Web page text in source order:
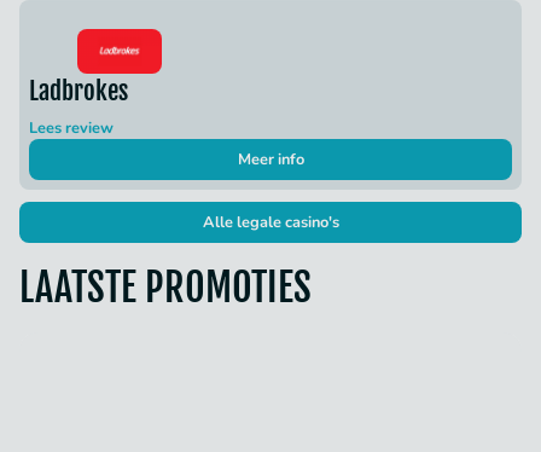
Ladbrokes
Lees review
Meer info
Alle legale casino's
LAATSTE PROMOTIES